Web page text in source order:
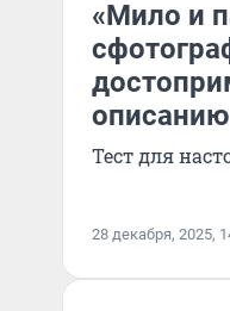
«Мило и
описанию
Тест для
28 декабря, 2025,